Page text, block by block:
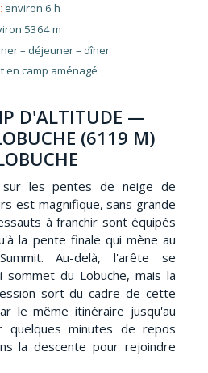
environ 6 h
5364 m
– déjeuner – dîner
en camp aménagé
D'ALTITUDE —
(6119 M)
sur les pentes de neige de
est magnifique, sans grande
à franchir sont équipés
la pente finale qui mène au
Au-delà, l'arête se
sommet du Lobuche, mais la
sort du cadre de cette
le même itinéraire jusqu'au
quelques minutes de repos
la descente pour rejoindre